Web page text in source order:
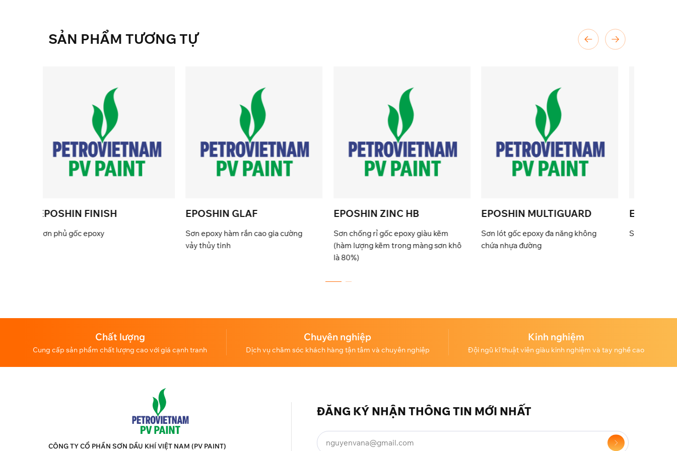
SẢN PHẨM TƯƠNG TỰ
EPOSHIN GLAF
Sơn epoxy hàm rắn cao gia cường
EPOSHIN ZINC HB
Sơn chống rỉ gốc epoxy giàu kẽm
(hàm lượng kẽm trong màng sơn khô
EPOSHIN MULTIGUARD
Sơn lót gốc epoxy đa năng không
chứa nhựa đường
EPOSHIN PRIMER HS
Sơn lót gốc epoxy hàm rắn cao
Chất lượng
Cung cấp sản phẩm chất lượng cao với giá cạnh tranh
Chuyên nghiệp
Dịch vụ chăm sóc khách hàng tận tâm và chuyên nghiệp
Kinh nghiệm
Đội ngũ kĩ thuật viên giàu kinh nghiệm và tay nghề cao
CÔNG TY CỔ PHẦN SƠN DẦU KHÍ VIỆT NAM (PV PAINT)
ĐĂNG KÝ NHẬN THÔNG TIN MỚI NHẤT